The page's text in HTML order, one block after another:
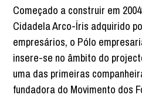
Começado a construir em
Cidadela Arco-Íris adquirido
empresários, o Pólo
insere-se no âmbito do
uma das primeiras
fundadora do Movimento dos